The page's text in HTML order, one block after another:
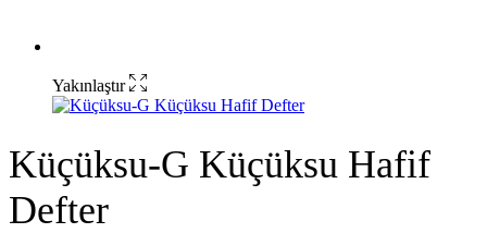
Yakınlaştır
Küçüksu-G Küçüksu Hafif
Defter